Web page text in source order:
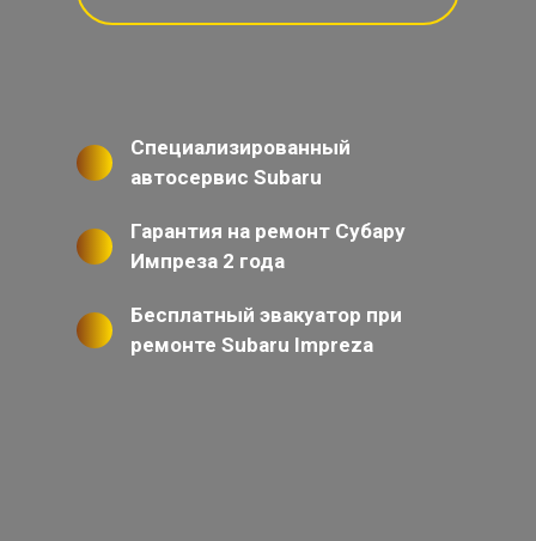
Специализированный
автосервис Subaru
Гарантия на ремонт Субару
Импреза 2 года
Бесплатный эвакуатор при
ремонте Subaru Impreza